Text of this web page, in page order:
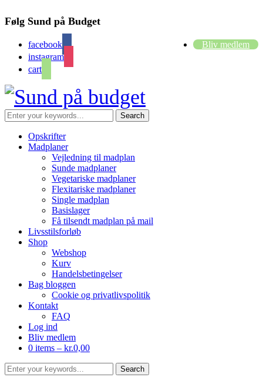
Følg Sund på Budget
facebook
instagram
cart
Bliv medlem
Opskrifter
Madplaner
Vejledning til madplan
Sunde madplaner
Vegetariske madplaner
Flexitariske madplaner
Single madplan
Basislager
Få tilsendt madplan på mail
Livsstilsforløb
Shop
Webshop
Kurv
Handelsbetingelser
Bag bloggen
Cookie og privatlivspolitik
Kontakt
FAQ
Log ind
Bliv medlem
0 items – kr.0,00